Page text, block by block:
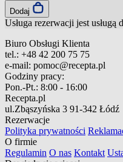
Dodaj
Usługa rezerwacji jest usługą
Biuro Obsługi Klienta
tel.: +48 42 200 75 75
e-mail: pomoc@recepta.pl
Godziny pracy:
Pon.-Pt.: 8:00 - 16:00
Recepta.pl
ul.Zbąszyńska 3 91-342 Łódź
Rezerwacje
Polityka prywatności
O firmie
Regulamin O nas Kontakt